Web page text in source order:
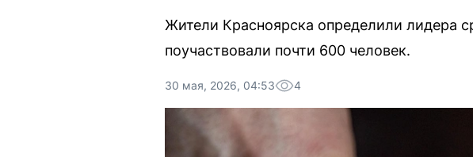
Жители Красноярска определили лидера
поучаствовали почти 600 человек.
30 мая, 2026, 04:53 4